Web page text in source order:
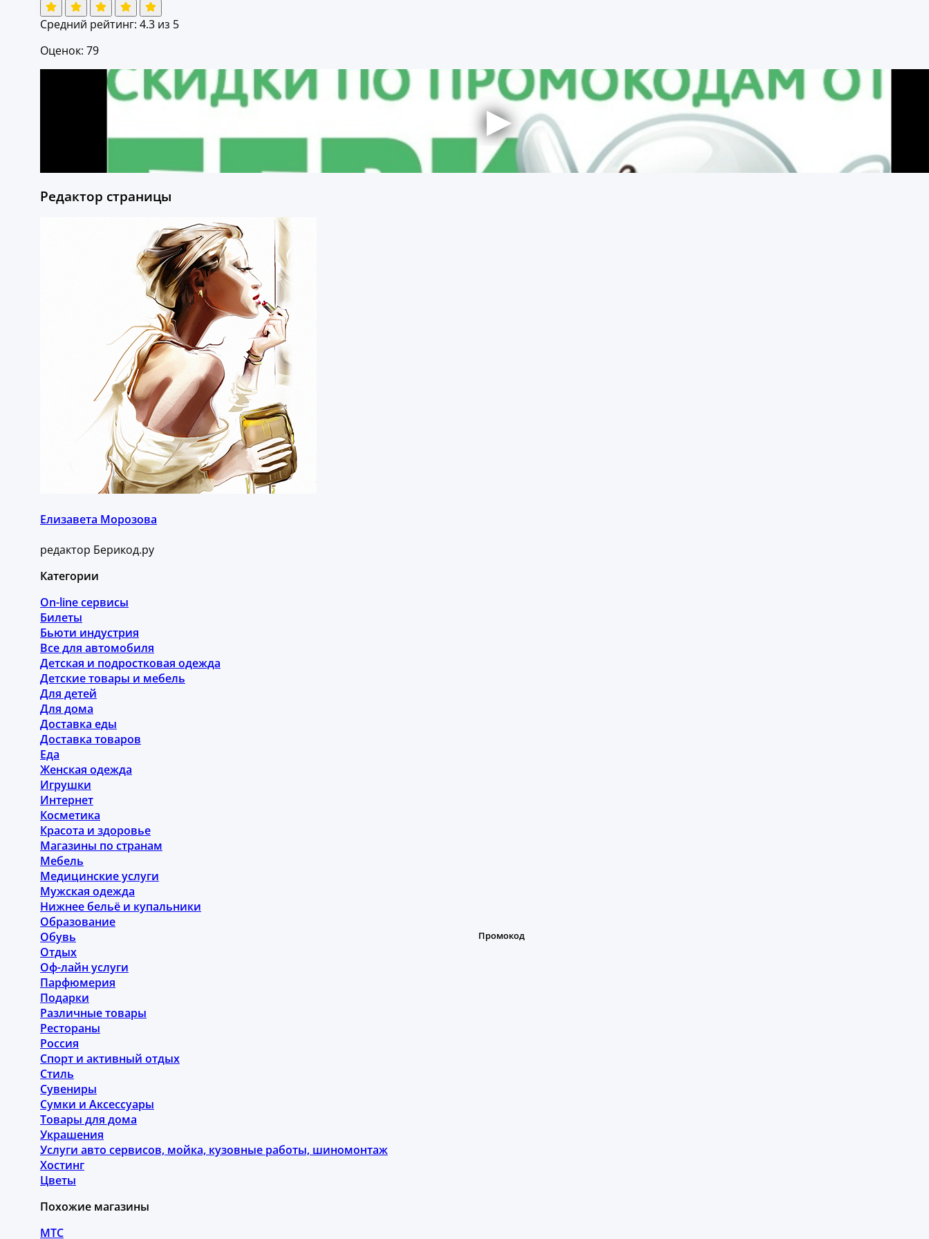
Средний рейтинг: 4.3 из 5
Оценок: 79
Редактор страницы
Елизавета Морозова
редактор Берикод.ру
Категории
On-line сервисы
Билеты
Бьюти индустрия
Все для автомобиля
Детская и подростковая одежда
Детские товары и мебель
Для детей
Для дома
Доставка еды
Доставка товаров
Еда
Женская одежда
Игрушки
Интернет
Косметика
Красота и здоровье
Магазины по странам
Мебель
Медицинские услуги
Мужская одежда
Нижнее бельё и купальники
Образование
Обувь
Отдых
Оф-лайн услуги
Парфюмерия
Подарки
Различные товары
Рестораны
Россия
Спорт и активный отдых
Стиль
Сувениры
Сумки и Аксессуары
Товары для дома
Украшения
Услуги авто сервисов, мойка, кузовные работы, шиномонтаж
Хостинг
Цветы
Похожие магазины
МТС